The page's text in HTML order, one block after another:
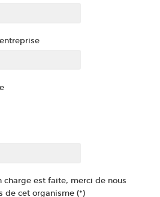
charge est faite, merci de nous
de cet organisme (*)